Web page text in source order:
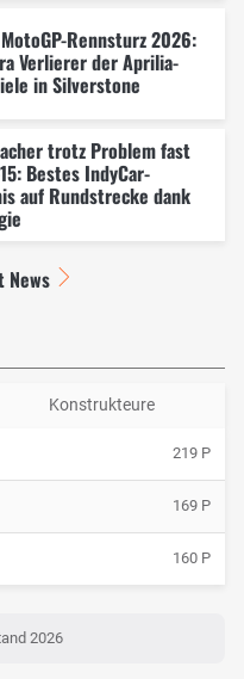
Rennsturz 2026:
Verlierer der Aprilia-
in Silverstone
trotz Problem fast
Bestes IndyCar-
auf Rundstrecke dank
News
Konstrukteure
219 P
169 P
160 P
2026